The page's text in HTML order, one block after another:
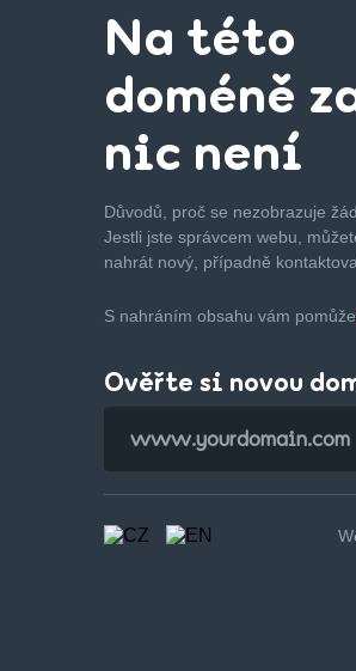
Na této
doméně
nic není
Důvodů, proč se nezobrazuje
Jestli jste správcem webu,
nahrát nový, případně
S nahráním obsahu vám pomůže
Ověřte si novou